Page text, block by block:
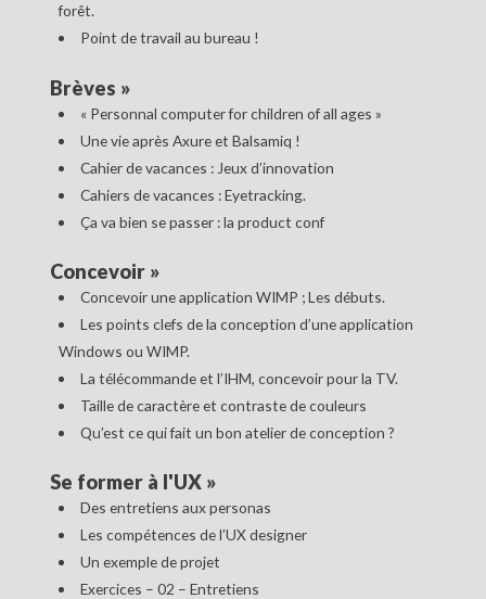
forêt.
Point de travail au bureau !
Brèves »
« Personnal computer for children of all ages »
Une vie après Axure et Balsamiq !
Cahier de vacances : Jeux d’innovation
Cahiers de vacances : Eyetracking.
Ça va bien se passer : la product conf
Concevoir»
Concevoir une application WIMP ; Les débuts.
Les points clefs de la conception d’une application
Windows ou WIMP.
La télécommande et l’IHM, concevoir pour la TV.
Taille de caractère et contraste de couleurs
Qu’est ce qui fait un bon atelier de conception ?
Se former à l'UX»
Des entretiens aux personas
Les compétences de l’UX designer
Un exemple de projet
Exercices – 02 – Entretiens